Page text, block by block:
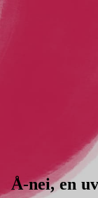
Å-nei, en